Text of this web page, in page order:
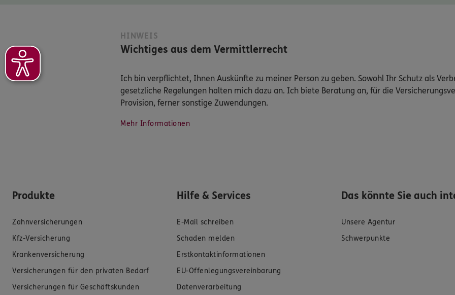
HINWEIS
Wichtiges aus dem Vermittlerrecht
Ich bin verpflichtet, Ihnen Auskünfte zu meiner Person zu geben. Sowohl Ihr Schutz als
gesetzliche Regelungen halten mich dazu an. Ich biete Beratung an, für die
Provision, ferner sonstige Zuwendungen.
Mehr Informationen
Produkte
Zahnversicherungen
Kfz-Versicherung
Krankenversicherung
Versicherungen für den privaten Bedarf
Versicherungen für Geschäftskunden
Hilfe & Services
E-Mail schreiben
Schaden melden
Erstkontaktinformationen
EU-Offenlegungsvereinbarung
Datenverarbeitung
Das könnte Sie auch
Unsere Agentur
Schwerpunkte